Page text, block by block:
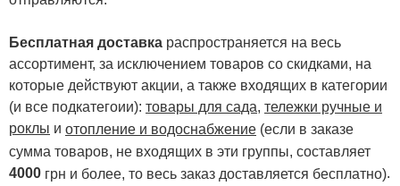
Бесплатная доставка распространяется на весь
ассортимент, за исключением товаров со скидками, на
которые действуют акции, а также входящих в категории
(и все подкатегоии): товары для сада, тележки ручные и
роклы и отопление и водоснабжение (если в заказе
сумма товаров, не входящих в эти группы, составляет
4000 грн и более, то весь заказ доставляется бесплатно).